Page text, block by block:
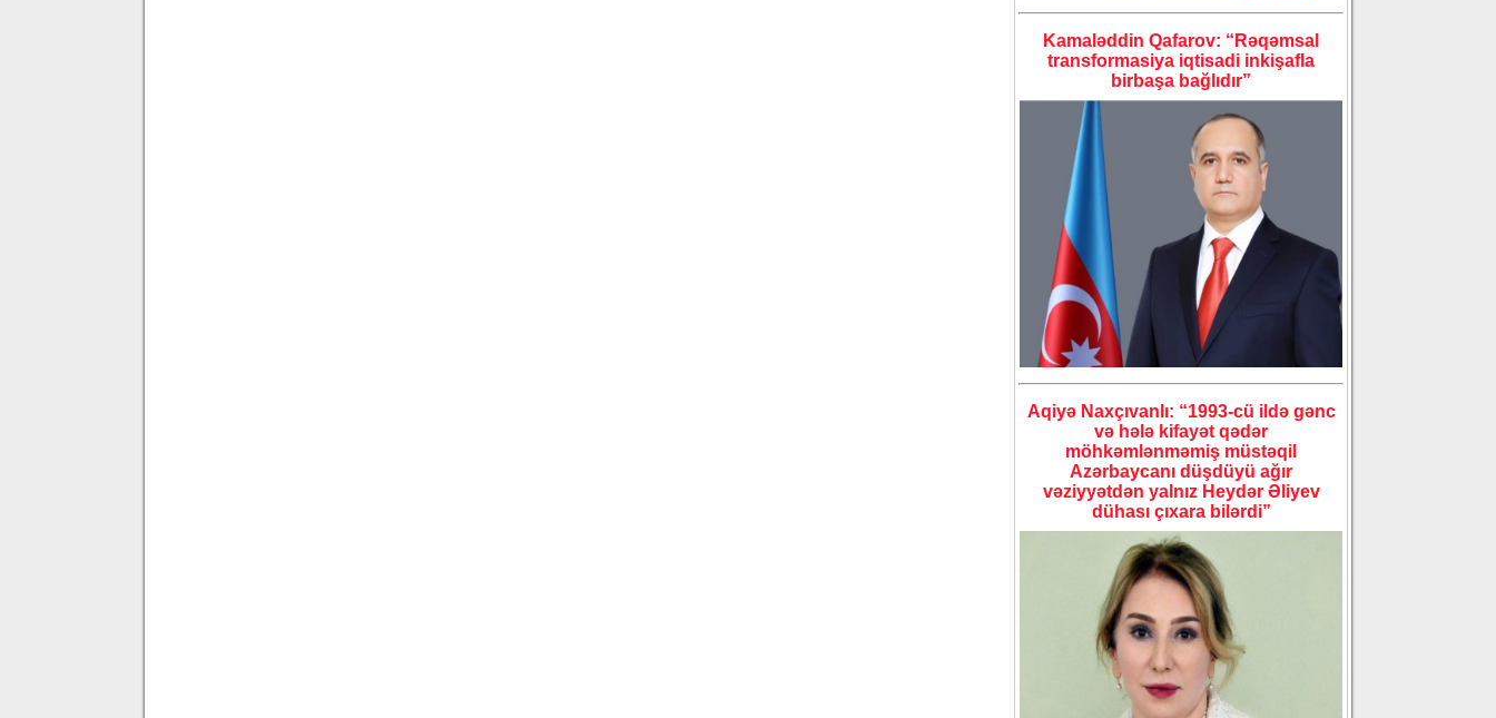
Kamaləddin Qafarov: “Rəqəmsal
transformasiya iqtisadi inkişafla
birbaşa bağlıdır”
Aqiyə Naxçıvanlı: “1993-cü ildə gənc
və hələ kifayət qədər
möhkəmlənməmiş müstəqil
Azərbaycanı düşdüyü ağır
vəziyyətdən yalnız Heydər Əliyev
dühası çıxara bilərdi”